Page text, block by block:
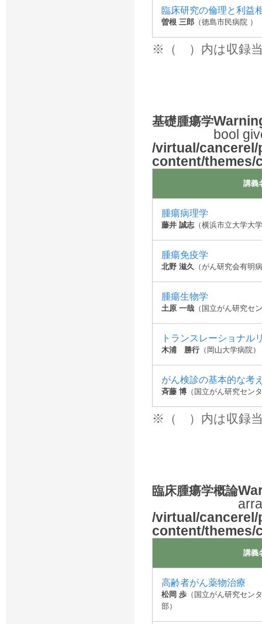
臨床研究の倫理と利益
曽根 三郎 （徳島市民病院 ）
※（ ）内は収録
基礎腫瘍学
bool
/virtual/
content/themes/
講義
腫瘍病理学
藤井 誠志 （横浜市立大学
腫瘍免疫学
北野 滋久 （がん研究会有
腫瘍生物学
土原 一哉 （国立がん研究
トランスレーショナル
木浦 勝行 （岡山大学病院）
がん検診の基本的な考
斉藤 博 （国立がん研究セン
※（ ）内は収録
臨床腫瘍学概論
/virtual/
content/themes/
講義
高齢者がん薬物治療
松岡 歩 （国立がん研究セン
部）